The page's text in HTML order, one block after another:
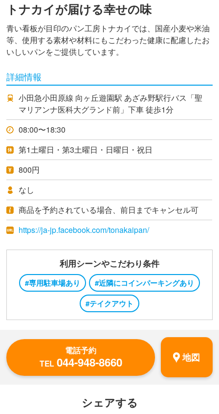
トナカイが届ける幸せの味
青い看板が目印のパン工房トナカイでは、国産小麦や米油
等、使用する素材や材料にもこだわった健康に配慮したお
いしいパンをご提供しています。
詳細情報
小田急小田原線 向ヶ丘遊園駅 あざみ野駅行バス「聖
マリアンナ医科大グランド前」下車 徒歩1分
08:00〜18:30
第1土曜日・第3土曜日・日曜日・祝日
800円
なし
商品を予約されている場合、前日までキャンセル可
https://ja-jp.facebook.com/tonakaipan/
利用シーンやこだわり条件
#専用駐車場あり
#近隣にコインパーキングあり
#テイクアウト
電話予約
TEL 044-948-8660 地図
シェアする